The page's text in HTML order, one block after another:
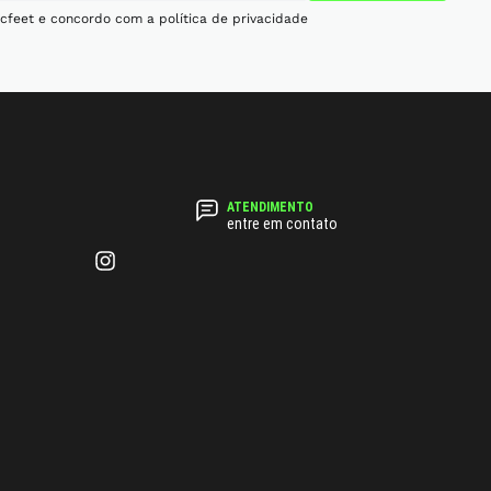
e concordo com a política de privacidade
entre em contato